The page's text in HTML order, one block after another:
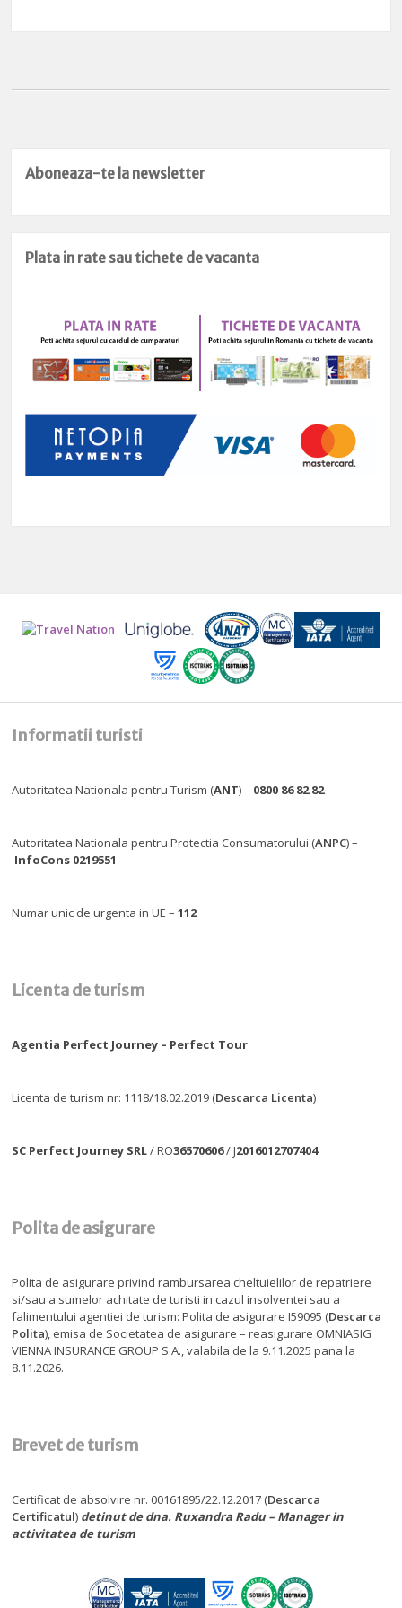
Aboneaza-te la newsletter
Plata in rate sau tichete de vacanta
Informatii turisti
Autoritatea Nationala pentru Turism (ANT) – 0800 86 82 82
Autoritatea Nationala pentru Protectia Consumatorului (ANPC) –
InfoCons 0219551
Numar unic de urgenta in UE –112
Licenta de turism
Agentia Perfect Journey – Perfect Tour
Licenta de turism nr: 1118/18.02.2019 (Descarca Licenta)
SC Perfect Journey SRL/ RO36570606/ J2016012707404
Polita de asigurare
Polita de asigurare privind rambursarea cheltuielilor de repatriere
si/sau a sumelor achitate de turisti in cazul insolventei sau a
falimentului agentiei de turism: Polita de asigurare I59095 (Descarca
Polita), emisa de Societatea de asigurare – reasigurare OMNIASIG
VIENNA INSURANCE GROUP S.A., valabila de la 9.11.2025 pana la
8.11.2026.
Brevet de turism
Certificat de absolvire nr. 00161895/22.12.2017 (Descarca
Certificatul) detinut de dna. Ruxandra Radu – Manager in
activitatea de turism